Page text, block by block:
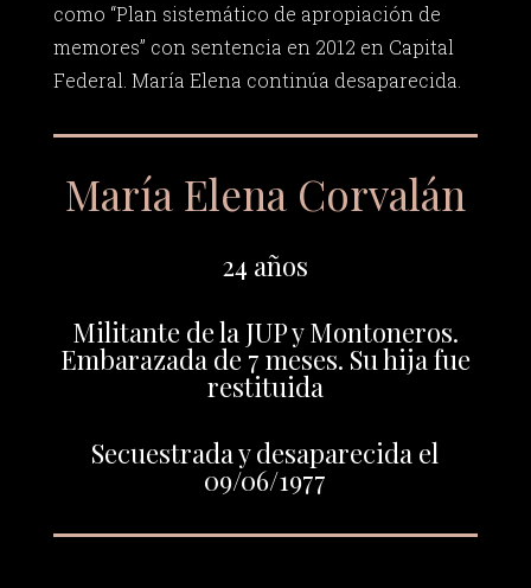
como “Plan sistemático de apropiación de
memores” con sentencia en 2012 en Capital
Federal. María Elena continúa desaparecida.
María Elena Corvalán
24 años
Militante de la JUP y Montoneros.
Embarazada de 7 meses. Su hija fue
restituida
Secuestrada y desaparecida el
09/06/1977